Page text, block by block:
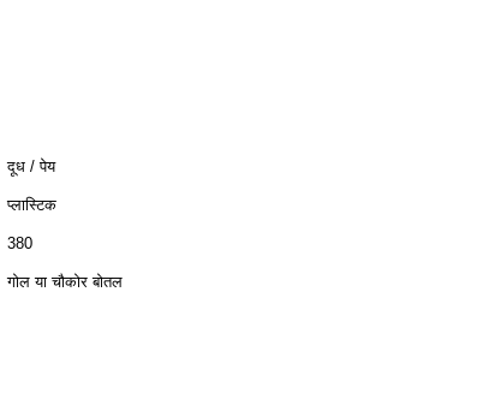
दूध / पेय
प्लास्टिक
380
गोल या चौकोर बोतल